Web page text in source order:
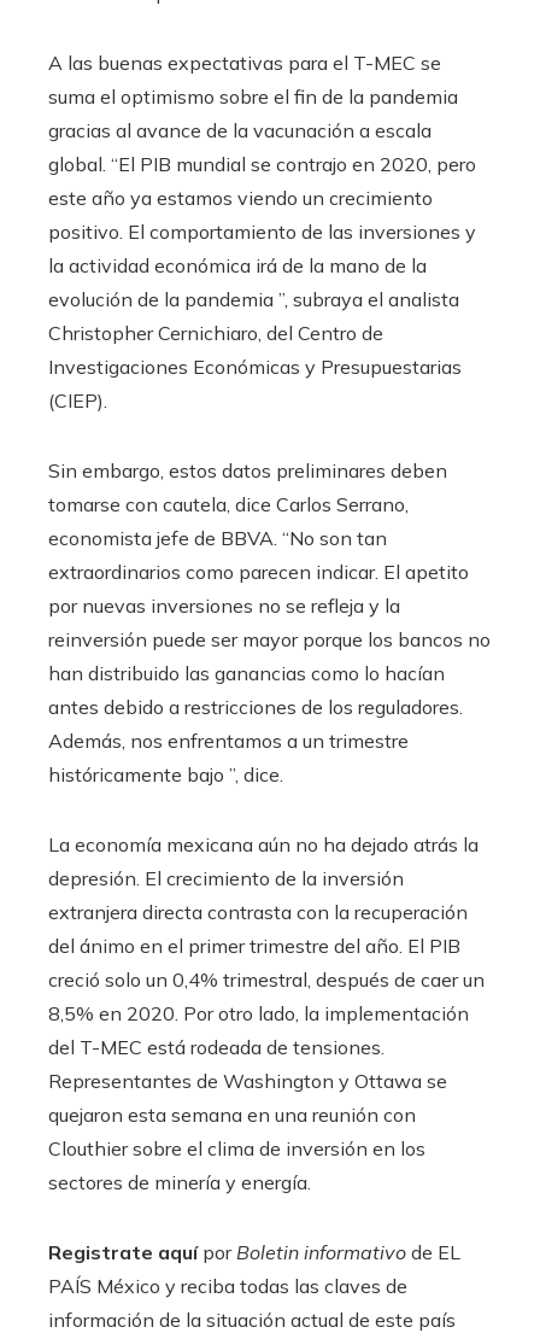
A las buenas expectativas para el T-MEC se
suma el optimismo sobre el fin de la pandemia
gracias al avance de la vacunación a escala
global. “El PIB mundial se contrajo en 2020, pero
este año ya estamos viendo un crecimiento
positivo. El comportamiento de las inversiones y
la actividad económica irá de la mano de la
evolución de la pandemia ”, subraya el analista
Christopher Cernichiaro, del Centro de
Investigaciones Económicas y Presupuestarias
(CIEP).
Sin embargo, estos datos preliminares deben
tomarse con cautela, dice Carlos Serrano,
economista jefe de BBVA. “No son tan
extraordinarios como parecen indicar. El apetito
por nuevas inversiones no se refleja y la
reinversión puede ser mayor porque los bancos no
han distribuido las ganancias como lo hacían
antes debido a restricciones de los reguladores.
Además, nos enfrentamos a un trimestre
históricamente bajo ”, dice.
La economía mexicana aún no ha dejado atrás la
depresión. El crecimiento de la inversión
extranjera directa contrasta con la recuperación
del ánimo en el primer trimestre del año. El PIB
creció solo un 0,4% trimestral, después de caer un
8,5% en 2020. Por otro lado, la implementación
del T-MEC está rodeada de tensiones.
Representantes de Washington y Ottawa se
quejaron esta semana en una reunión con
Clouthier sobre el clima de inversión en los
sectores de minería y energía.
Registrate aquí por Boletin informativo de EL
PAÍS México y reciba todas las claves de
información de la situación actual de este país